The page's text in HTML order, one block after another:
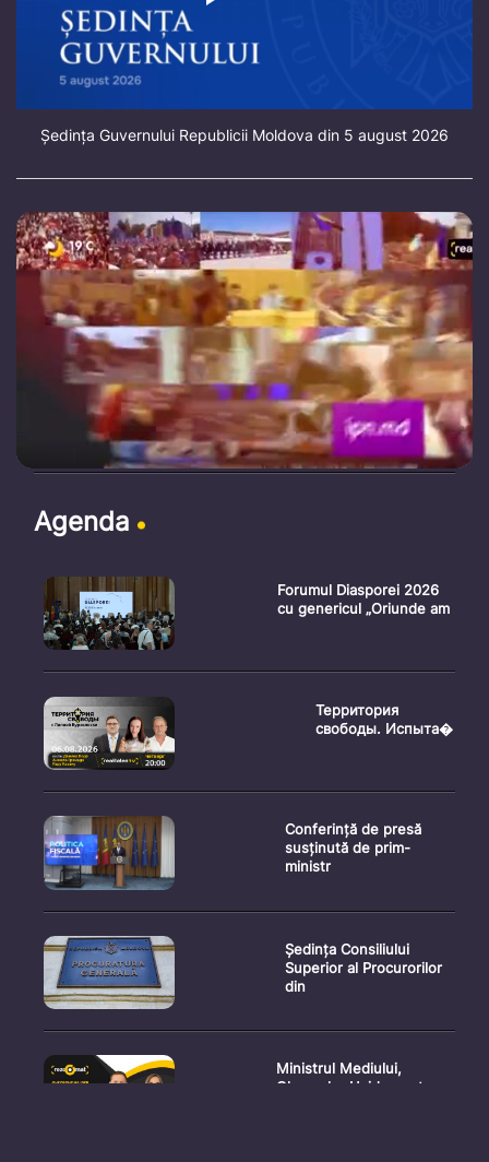
Ședința Guvernului Republicii Moldova din 5 august 2026
Agenda
Forumul Diasporei 2026
cu genericul „Oriunde am
Территория
свободы. Испыта�
Conferință de presă
susținută de prim-
ministr
Ședința Consiliului
Superior al Procurorilor
din
Ministrul Mediului,
Gheorghe Hajder, este